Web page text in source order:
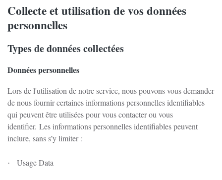
Collecte et utilisation de vos données
personnelles
Types de données collectées
Données personnelles
Lors de l'utilisation de notre service, nous pouvons vous demander
de nous fournir certaines informations personnelles identifiables
qui peuvent être utilisées pour vous contacter ou vous
identifier. Les informations personnelles identifiables peuvent
inclure, sans s’y limiter :
· Usage Data